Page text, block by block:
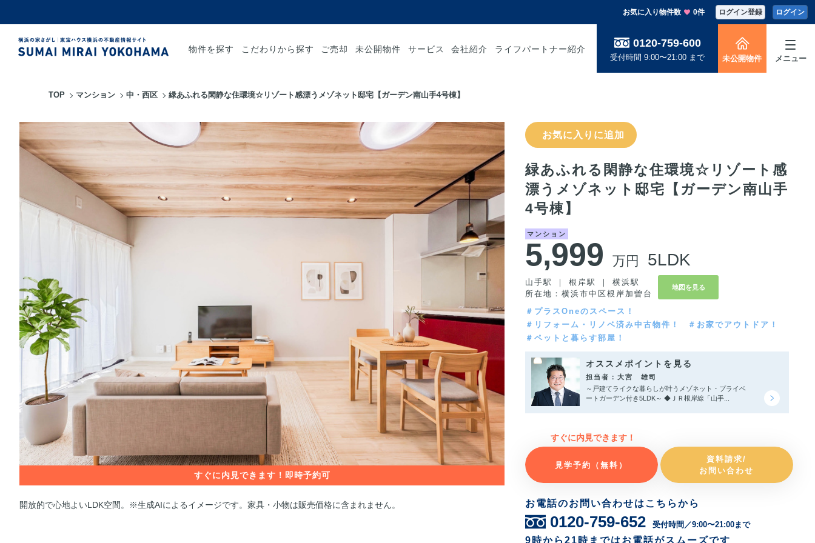
お気に入り物件数 0件 ログイン登録 ログイン
物件を探す こだわりから探す ご売却 未公開物件 サービス 会社紹介 ライフパートナー紹介 0120-759-600
受付時間 9:00〜21:00 まで 未公開物件 メニュー
TOP マンション 中・西区 緑あふれる閑静な住環境☆リゾート感漂うメゾネット邸宅【ガーデン南山手4号棟】
開放的で心地よいLDK空間。※生成AIによるイメージです。家具・小物は販売価格に含まれません。
お気に入りに追加
緑あふれる閑静な住環境☆リゾート感
漂うメゾネット邸宅【ガーデン南山手
4号棟】
マンション
5,999 万円 5LDK
山手駅 ｜ 根岸駅 ｜ 横浜駅
所在地：横浜市中区根岸加曽台
地図を見る
＃プラスOneのスペース！
＃リフォーム・リノベ済み中古物件！
＃お家でアウトドア！
＃ペットと暮らす部屋！
オススメポイントを見る
担当者：大宮 雄司
～戸建てライクな暮らしが叶うメゾネット・プライベ
ートガーデン付き5LDK～ ◆ＪＲ根岸線「山手...
すぐに内見できます！
見学予約（無料）
資料請求/
お問い合わせ
お電話のお問い合わせはこちらから
0120-759-652 受付時間／9:00〜21:00まで
9時から21時まではお電話がスムーズです